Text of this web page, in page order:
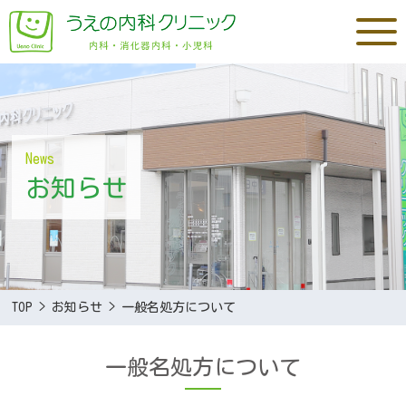
News
お知らせ
TOP > お知らせ > 一般名処方について
一般名処方について